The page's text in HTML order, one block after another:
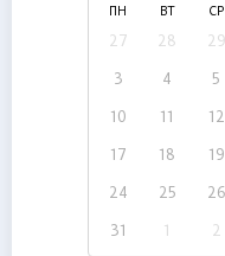
ПН ВТ СР
27 28 29
3 4 5
10 11 12
17 18 19
24 25 26
31 1 2